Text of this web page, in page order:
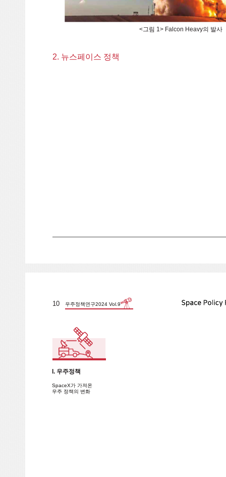
<그림 1> Falcon Heavy의 발사
2. 뉴스페이스 정책
10
I. 우주정책
SpaceX가 가져온
우주 정책의 변화
우주정책연구2024 Vol.9